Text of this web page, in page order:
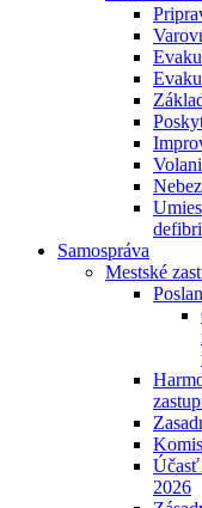
Samospráva
Mestské
Účasť
2026